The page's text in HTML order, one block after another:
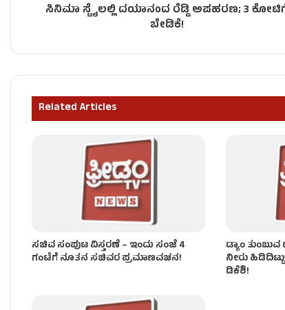
ಶಾಸಕರು ರಾಜೀನಾಮೆ ಕೊಟ್ಟರೆ ತಕ್ಷಣವೇ
ಸಂಪುಟ ವಿಸ್ತರಣೆ ಬೆನ್ನಲ್ಲೇ ʻಕೈʼ ಪಾಳಯದಲ್ಲಿ
ಸಿನಿಮಾ ಸ್ಟೈಲಲ್ಲಿ ದಯಾನಂದ ರೆಡ್ಡಿ ಅಪಹರಣ; 3
ಬೇಡಿಕೆ!
Related Articles
ಸಚಿವ ಸಂಪುಟ ವಿಸ್ತರಣೆ – ಇಂದು ಸಂಜೆ 4
ಗಂಟೆಗೆ ನೂತನ ಸಚಿವರ ಪ್ರಮಾಣವಚನ!
ಡ್ಯಾಂ
ನೀರು
ಡಿಕೆಶಿ!